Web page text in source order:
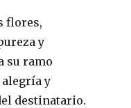
flores,
y
su ramo
alegría y
destinatario.